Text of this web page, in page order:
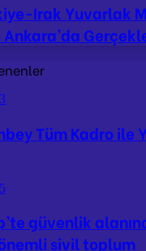
Irak Yuvarlak
Ankara’da
Tüm Kadro ile
güvenlik
sivil toplum